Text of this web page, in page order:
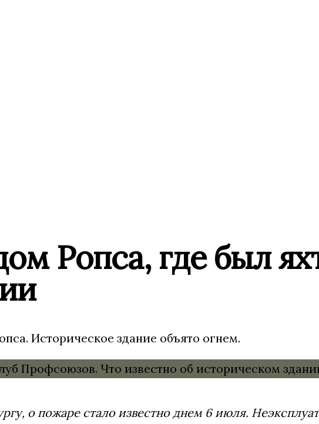
Ропса, где был
Историческое здание объято огнем.
о пожаре стало известно днем 6 июля.